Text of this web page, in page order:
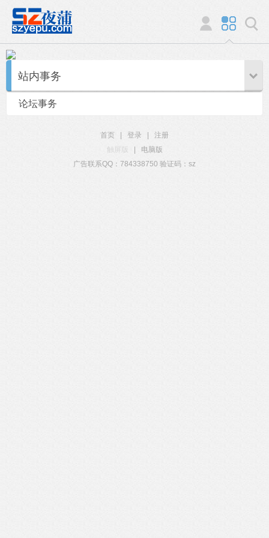
站内事务
论坛事务
首页 登录
注册
触屏版
电脑版
广告联系QQ：784338750 验证码：sz